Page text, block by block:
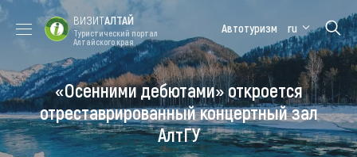
Форум VISIT
ALTAI
Цветение
маральника
Медицинский
форум
Алтайская
зимовка
Туры
ВИЗИТАЛТАЙ
Туристический портал
Алтайского края
Автотуризм ru
«Осенними дебютами» откроется
отреставрированный концертный зал
АлтГУ